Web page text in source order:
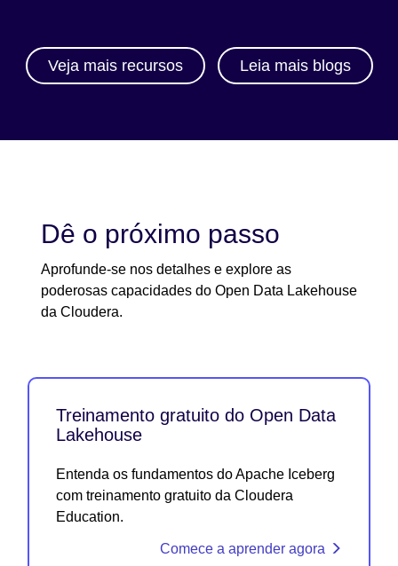
Veja mais recursos Leia mais blogs
Dê o próximo passo
Aprofunde-se nos detalhes e explore as
poderosas capacidades do Open Data Lakehouse
da Cloudera.
Treinamento gratuito do Open Data
Lakehouse
Entenda os fundamentos do Apache Iceberg
com treinamento gratuito da Cloudera
Education.
Comece a aprender agora